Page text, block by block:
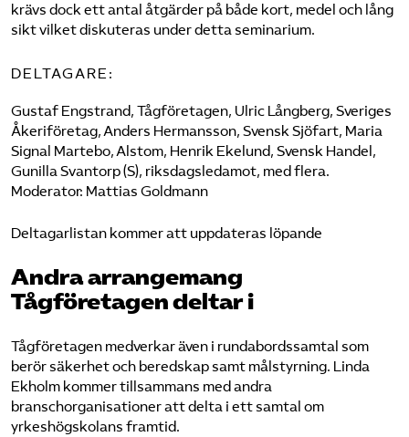
krävs dock ett antal åtgärder på både kort, medel och lång
sikt vilket diskuteras under detta seminarium.
DELTAGARE:
Gustaf Engstrand, Tågföretagen, Ulric Långberg, Sveriges
Åkeriföretag, Anders Hermansson, Svensk Sjöfart, Maria
Signal Martebo, Alstom, Henrik Ekelund, Svensk Handel,
Gunilla Svantorp (S), riksdagsledamot, med flera.
Moderator: Mattias Goldmann
Deltagarlistan kommer att uppdateras löpande
Andra arrangemang
Tågföretagen deltar i
Tågföretagen medverkar även i rundabordssamtal som
berör säkerhet och beredskap samt målstyrning. Linda
Ekholm kommer tillsammans med andra
branschorganisationer att delta i ett samtal om
yrkeshögskolans framtid.